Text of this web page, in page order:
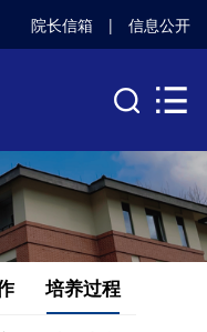
院长信箱 | 信息公开
培养过程